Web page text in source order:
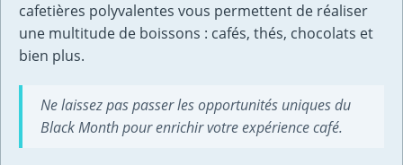
cafetières polyvalentes vous permettent de réaliser
une multitude de boissons : cafés, thés, chocolats et
bien plus.
Ne laissez pas passer les opportunités uniques du
Black Month pour enrichir votre expérience café.